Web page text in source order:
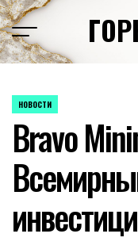
Перейти
к
содержимому
ОПУБЛИКОВАНО
НОВОСТИ
Bravo